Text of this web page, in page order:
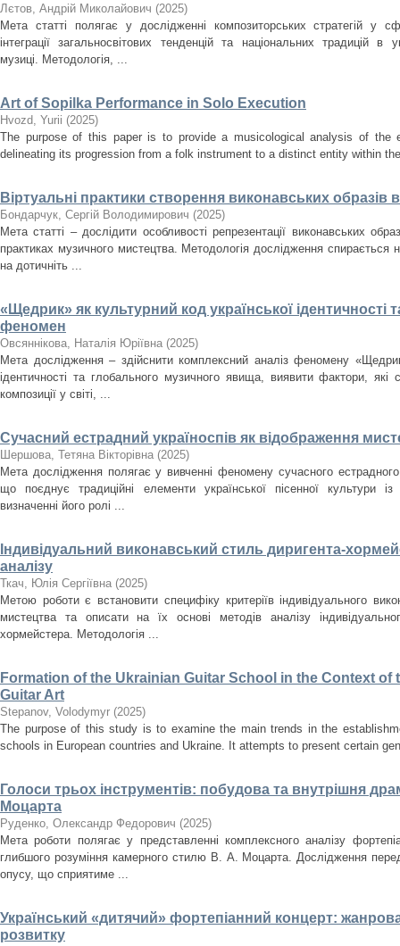
Лєтов, Андрій Миколайович (2025)
Мета статті полягає у дослідженні композиторських стратегій у
інтеграції загальносвітових тенденцій та національних традицій в
музиці. Методологія, ...
Art of Sopilka Performance in Solo Execution
Нvozd, Yurii (2025)
The purpose of this paper is to provide a musicological analysis of the
delineating its progression from a folk instrument to a distinct entity within
Віртуальні практики створення виконавських образів
Бондарчук, Сергій Володимирович (2025)
Мета статті – дослідити особливості репрезентації виконавських
практиках музичного мистецтва. Методологія дослідження спирається
на дотичніть ...
«Щедрик» як культурний код української ідентичності
феномен
Овсяннікова, Наталія Юріївна (2025)
Мета дослідження – здійснити комплексний аналіз феномену
ідентичності та глобального музичного явища, виявити фактори,
композиції у світі, ...
Сучасний естрадний україноспів як відображення
Шершова, Тетяна Вікторівна (2025)
Мета дослідження полягає у вивченні феномену сучасного
що поєднує традиційні елементи української пісенної культури
визначенні його ролі ...
Індивідуальний виконавський стиль диригента-
аналізу
Ткач, Юлія Сергіївна (2025)
Метою роботи є встановити специфіку критеріїв індивідуального
мистецтва та описати на їх основі методів аналізу
хормейстера. Методологія ...
Formation of the Ukrainian Guitar School in the Context of
Guitar Art
Stepanov, Volodymyr (2025)
The purpose of this study is to examine the main trends in the
schools in European countries and Ukraine. It attempts to present certain
Голоси трьох інструментів: побудова та внутрішня
Моцарта
Руденко, Олександр Федорович (2025)
Мета роботи полягає у представленні комплексного аналізу
глибшого розуміння камерного стилю В. А. Моцарта. Дослідження
опусу, що сприятиме ...
Український «дитячий» фортепіанний концерт:
розвитку